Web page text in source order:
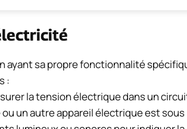
sa propre fonctionnalité
:
la tension électrique dans un
un autre appareil électrique est sous